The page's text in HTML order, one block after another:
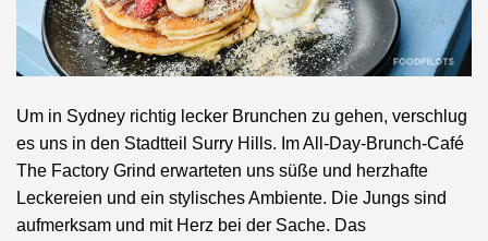
Um in Sydney richtig lecker Brunchen zu gehen, verschlug
es uns in den Stadtteil Surry Hills. Im All-Day-Brunch-Café
The Factory Grind erwarteten uns süße und herzhafte
Leckereien und ein stylisches Ambiente. Die Jungs sind
aufmerksam und mit Herz bei der Sache. Das